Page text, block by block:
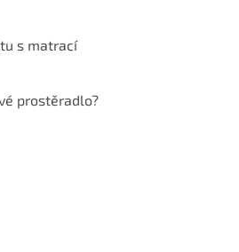
s matrací
prostěradlo?